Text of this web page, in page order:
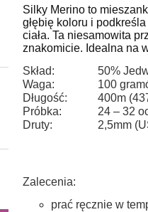
do koszyka
Silky Merino to
głębię koloru i
ciała. Ta niesamowita
znakomicie. Idealna na
Skład:
50%
Waga:
100
Długość:
400m
Próbka:
24 – 32
Druty:
2,5mm
Zalecenia:
prać ręcznie w